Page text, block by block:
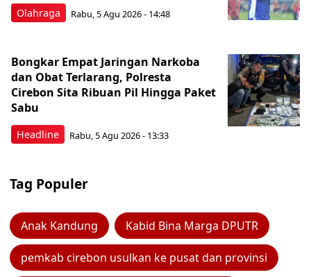
Olahraga Rabu, 5 Agu 2026 - 14:48
Headline
Bongkar Empat Jaringan Narkoba
dan Obat Terlarang, Polresta
Cirebon Sita Ribuan Pil Hingga Paket
Sabu
Rabu, 5 Agu 2026 - 13:33
Tag Populer
Anak Kandung Kabid Bina Marga DPUTR
pemkab cirebon usulkan ke pusat dan provinsi